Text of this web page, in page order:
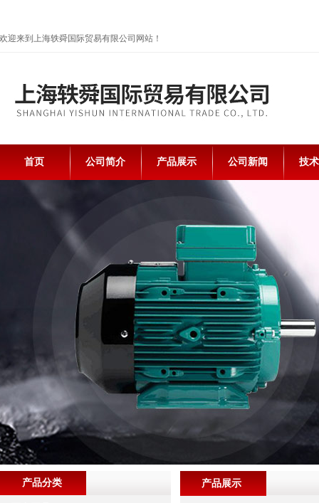
欢迎来到上海轶舜国际贸易有限公司网站！
首页 公司简介 产品展示 公司新闻 技
产品展示
产品分类